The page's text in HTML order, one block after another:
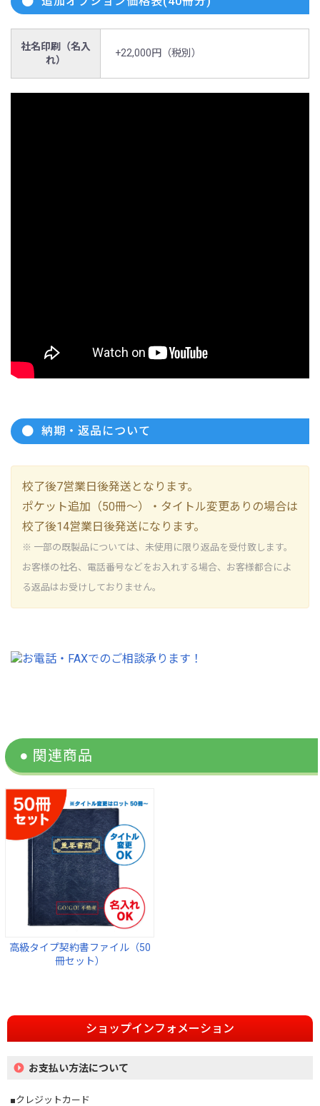
社名印刷（名入
れ）
+22,000円（税別）
納期・返品について
校了後7営業日後発送となります。
ポケット追加（50冊～）・タイトル変更ありの場合は
校了後14営業日後発送になります。
※ 一部の既製品については、未使用に限り返品を受付致します。
お客様の社名、電話番号などをお入れする場合、お客様都合によ
る返品はお受けしておりません。
高級タイプ契約書ファイル（50
冊セット）
ショップインフォメーション
お支払い方法について
■クレジットカード